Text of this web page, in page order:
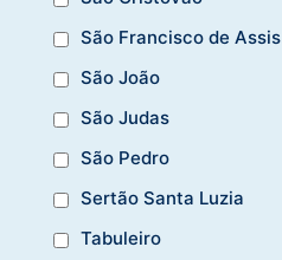
São Francisco de Assis
São João
São Judas
São Pedro
Sertão Santa Luzia
Tabuleiro